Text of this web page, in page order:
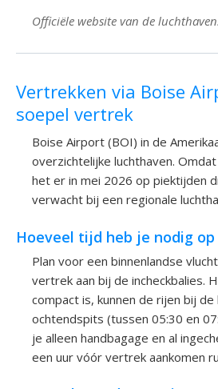
Officiële website van de
Vertrekken via Boise
soepel vertrek
Boise Airport (BOI) in de
overzichtelijke luchthaven.
het er in mei 2026 op piektijden
verwacht bij een regionale
Hoeveel tijd heb je nodig
Plan voor een binnenlandse
vertrek aan bij de incheckbalies.
compact is, kunnen de rijen bij
ochtendspits (tussen 05:30 en
je alleen handbagage en al
een uur vóór vertrek aankomen